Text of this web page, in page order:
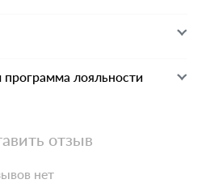
программа лояльности
отзыв
нет